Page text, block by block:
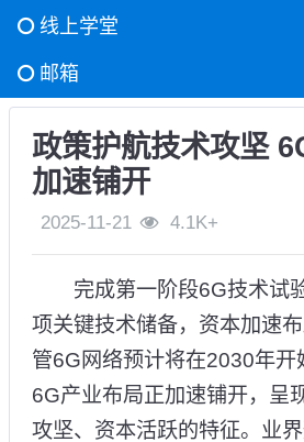
线上学堂
邮箱
政策护航技术攻坚
加速铺开
2025-11-21 4.1K+
完成第一阶段6G技术试
项关键技术储备，资本加速
管6G网络预计将在2030年开
6G产业布局正加速铺开，呈
攻坚、资本活跃的特征。业